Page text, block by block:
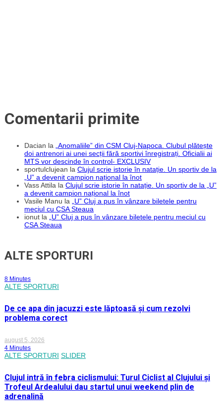
Comentarii primite
Dacian la
„Anomaliile” din CSM Cluj-Napoca. Clubul plătește
doi antrenori ai unei secții fără sportivi înregistrați. Oficialii ai
MTS vor descinde în control- EXCLUSIV
sportulclujean la Clujul scrie istorie în natație. Un sportiv de la
„U” a devenit campion național la înot
Vass Attila la Clujul scrie istorie în natație. Un sportiv de la „U”
a devenit campion național la înot
Vasile Manu la
„U” Cluj a pus în vânzare biletele pentru
meciul cu CSA Steaua
ionut la
„U” Cluj a pus în vânzare biletele pentru meciul cu
CSA Steaua
ALTE SPORTURI
8 Minutes
ALTE SPORTURI
De ce apa din jacuzzi este lăptoasă și cum rezolvi
problema corect
august 5, 2026
4 Minutes
ALTE SPORTURI SLIDER
Clujul intră în febra ciclismului: Turul Ciclist al Clujului și
Trofeul Ardealului dau startul unui weekend plin de
adrenalină